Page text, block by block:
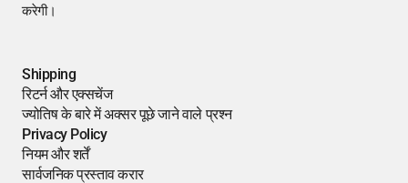
करेगी।
Shipping
रिटर्न और एक्सचेंज
ज्योतिष के बारे में अक्सर पूछे जाने वाले प्रश्न
Privacy Policy
नियम और शर्तें
सार्वजनिक प्रस्ताव करार